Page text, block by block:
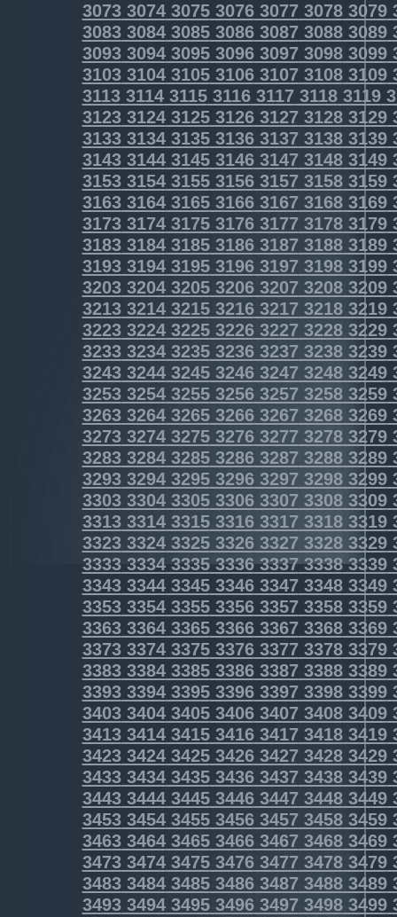
3073307430753076307730783079
3083308430853086308730883089
3093309430953096309730983099
3103310431053106310731083109
3113311431153116311731183119
3123312431253126312731283129
3133313431353136313731383139
3143314431453146314731483149
3153315431553156315731583159
31633164316531663167 31683169
31733174317531763177 31783179
31833184318531863187 31883189
31933194319531963197 31983199
32033204320532063207 32083209
32133214321532163217 32183219
32233224322532263227 32283229
32333234323532363237 32383239
32433244324532463247 32483249
32533254325532563257 32583259
32633264326532663267 32683269
32733274327532763277 32783279
32833284328532863287 32883289
32933294329532963297 32983299
33033304330533063307 33083309
33133314331533163317 33183319
33233324332533263327 33283329
3333333433353336333733383339
3343334433453346334733483349
3353335433553356335733583359
3363336433653366336733683369
3373337433753376337733783379
3383338433853386338733883389
3393339433953396339733983399
3403340434053406340734083409
3413341434153416341734183419
3423342434253426342734283429
3433343434353436343734383439
3443344434453446344734483449
3453345434553456345734583459
3463346434653466346734683469
34733474347534763477 34783479
34833484348534863487 34883489
34933494349534963497 34983499